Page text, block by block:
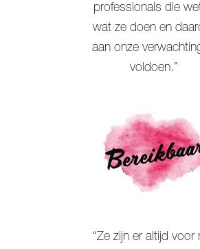
professionals die
wat ze doen en
aan onze
voldoen.”
“Ze zijn er altijd voor